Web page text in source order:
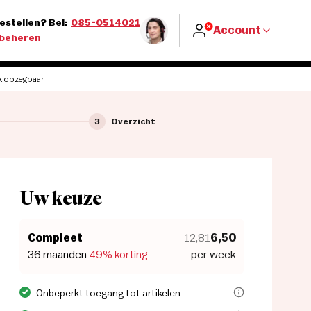
Bel: 085-0514021
Account
opzegbaar
3 Overzicht
Uw keuze
Compleet
36 maanden 49% korting
12,816,50
per week
Onbeperkt toegang tot artikelen
Met een abonnement op Het Parool leest u onbeperkt alle